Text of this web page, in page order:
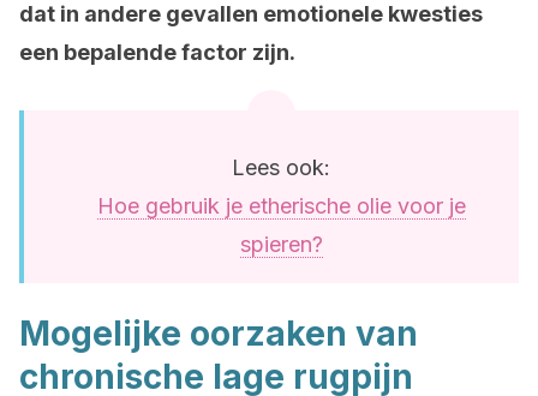
dat in andere gevallen emotionele kwesties
een bepalende factor zijn.
Lees ook:
Hoe gebruik je etherische olie voor je
spieren?
Mogelijke oorzaken van
chronische lage rugpijn